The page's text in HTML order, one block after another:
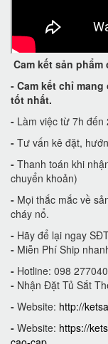
Cam kết sản phẩm
- Cam kết chỉ mang
tốt nhất.
- Làm việc từ 7h
- Tư vấn kê đặt,
- Thanh toán khi
chuyển khoản)
- Mọi thắc mắc về
cháy nổ.
- Hãy để lại ngay
- Miễn Phí Ship
- Hotline: 098
- Nhận Đặt Tủ Sắt
- Website: http://
- Website: https://